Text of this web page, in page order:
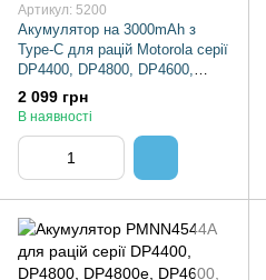
Артикул: 5200
Акумулятор на 3000mAh з
Type-C для рацій Motorola серії
DP4400, DP4800, DP4600,
DP4400E, DP4401
2 099 грн
В наявності